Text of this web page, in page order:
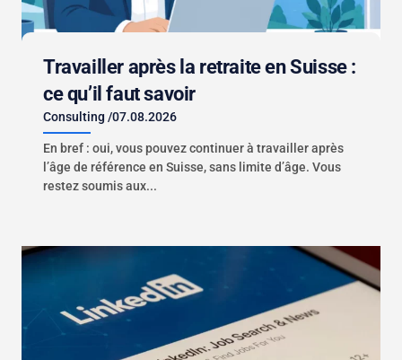
Travailler après la retraite en Suisse :
ce qu’il faut savoir
Consulting /07.08.2026
En bref : oui, vous pouvez continuer à travailler après
l’âge de référence en Suisse, sans limite d’âge. Vous
restez soumis aux...